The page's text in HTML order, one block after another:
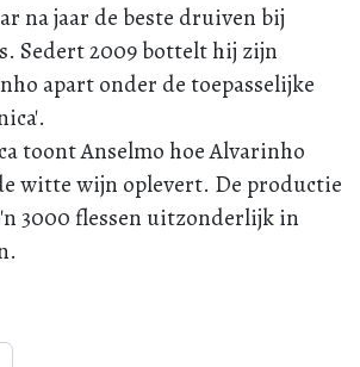
na jaar de beste druiven bij
Sedert 2009 bottelt hij zijn
apart onder de toepasselijke
toont Anselmo hoe Alvarinho
witte wijn oplevert. De productie
3000 flessen uitzonderlijk in